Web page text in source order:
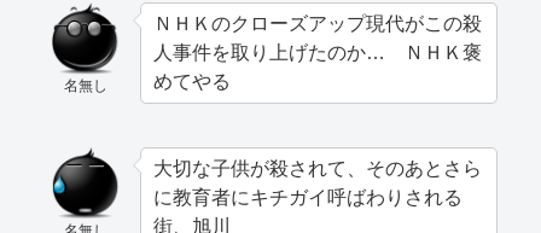
名無し
ＮＨＫのクローズアップ現代がこの殺
人事件を取り上げたのか… ＮＨＫ褒
めてやる
大切な子供が殺されて、そのあとさら
に教育者にキチガイ呼ばわりされる
街、旭川